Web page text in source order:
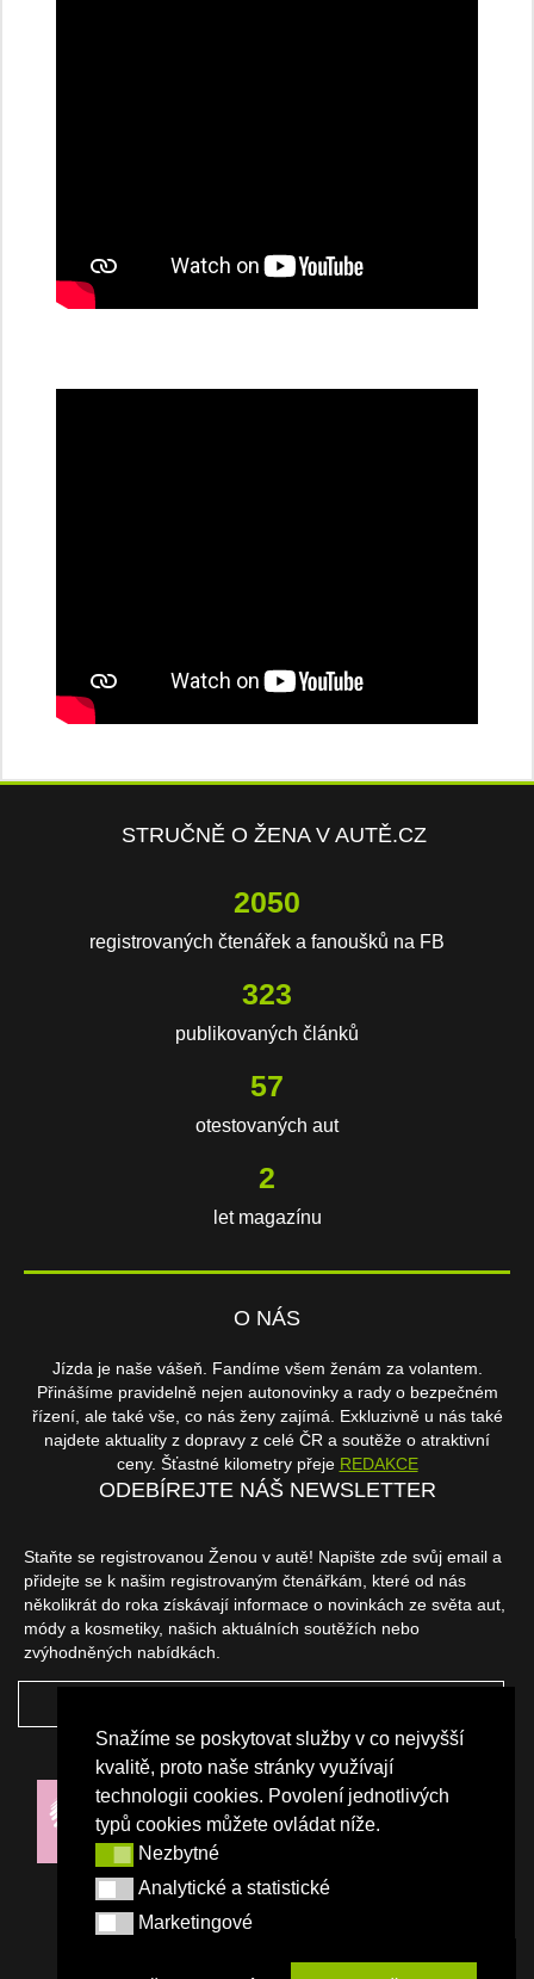
Snažíme se poskytovat služby v co nejvyšší
kvalitě, proto naše stránky využívají
technologii cookies. Povolení jednotlivých
typů cookies můžete ovládat níže.
NezbytnéNezbytné
Analytické a statistické
Analytické a statistické
Marketingové
Marketingové
STRUČNĚ O ŽENA V AUTĚ.CZ
4413
registrovaných čtenářek a fanoušků na FB
697
publikovaných článků
122
otestovaných aut
4
let magazínu
O NÁS
Jízda je naše vášeň. Fandíme všem ženám za volantem.
Přinášíme pravidelně nejen autonovinky a rady o bezpečném
řízení, ale také vše, co nás ženy zajímá. Exkluzivně u nás také
najdete aktuality z dopravy z celé ČR a soutěže o atraktivní
ceny. Šťastné kilometry přeje REDAKCE
ODEBÍREJTE NÁŠ NEWSLETTER
Staňte se registrovanou Ženou v autě! Napište zde svůj email a
přidejte se k našim registrovaným čtenářkám, které od nás
několikrát do roka získávají informace o novinkách ze světa aut,
módy a kosmetiky, našich aktuálních soutěžích nebo
zvýhodněných nabídkách.
NAŠI PARTNEŘI